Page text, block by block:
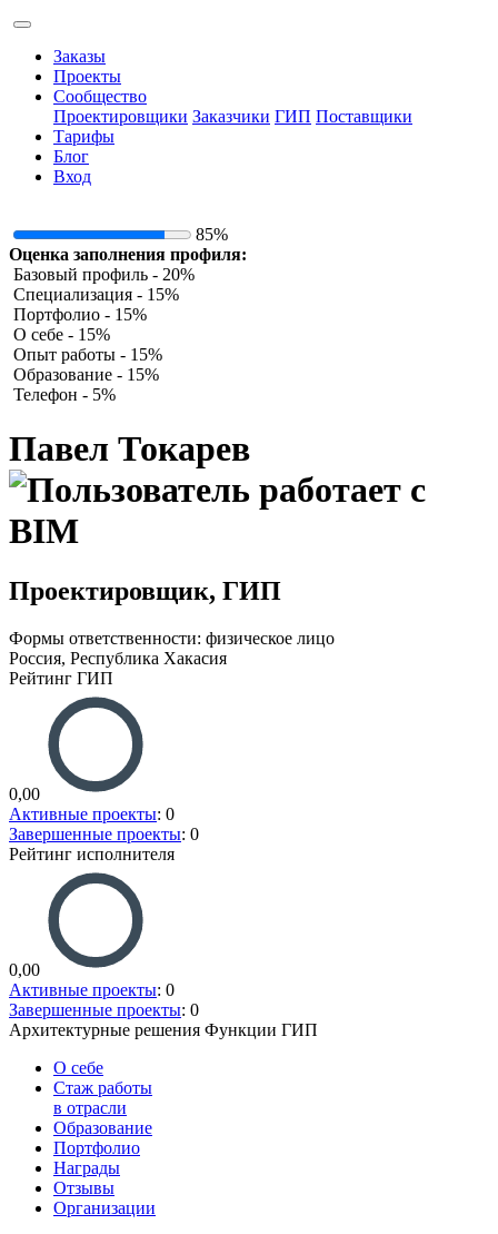
Заказы
Проекты
Сообщество
Проектировщики Заказчики ГИП Поставщики
Тарифы
Блог
Вход
85%
Оценка заполнения профиля:
Базовый профиль - 20%
Специализация - 15%
Портфолио - 15%
О себе - 15%
Опыт работы - 15%
Образование - 15%
Телефон - 5%
Павел Токарев
Проектировщик, ГИП
Формы ответственности: физическое лицо
Россия, Республика Хакасия
Рейтинг ГИП
0,00
Активные проекты: 0
Завершенные проекты: 0
Рейтинг исполнителя
0,00
Активные проекты: 0
Завершенные проекты: 0
Архитектурные решения Функции ГИП
О себе
Стаж работы
в отрасли
Образование
Портфолио
Награды
Отзывы
Организации